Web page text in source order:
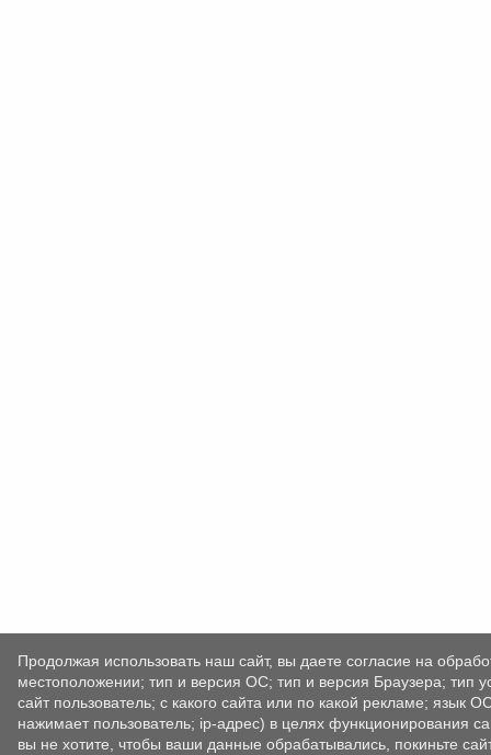
Продолжая использовать наш сайт, вы даете согласие на
местоположении; тип и версия ОС; тип и версия Браузера; тип
сайт пользователь; с какого сайта или по какой рекламе; язык
нажимает пользователь; ip-адрес) в целях функционирования
вы не хотите, чтобы ваши данные обрабатывались, покиньте